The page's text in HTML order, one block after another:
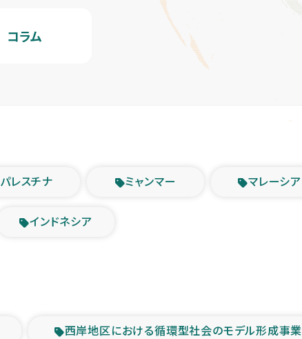
コラム
パレスチナ ミャンマー マレーシア
インドネシア
西岸地区における循環型社会のモデル形成事業